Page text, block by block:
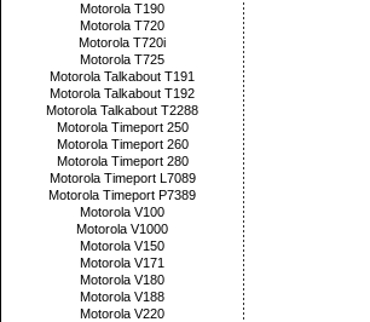
Motorola T190
Motorola T720
Motorola T720i
Motorola T725
Motorola Talkabout T191
Motorola Talkabout T192
Motorola Talkabout T2288
Motorola Timeport 250
Motorola Timeport 260
Motorola Timeport 280
Motorola Timeport L7089
Motorola Timeport P7389
Motorola V100
Motorola V1000
Motorola V150
Motorola V171
Motorola V180
Motorola V188
Motorola V220